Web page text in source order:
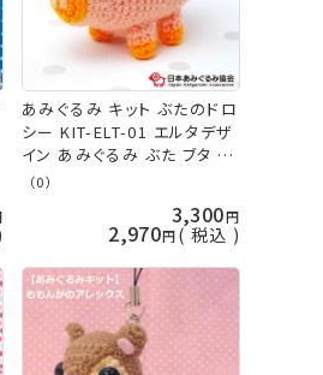
あみぐるみ キット ぶたのドロ
シー KIT-ELT-01 エルタデザ
イン あみぐるみ ぶた ブタ 豚
手芸キット 日本あみぐるみ協
（0）
3,300
2,970 税込